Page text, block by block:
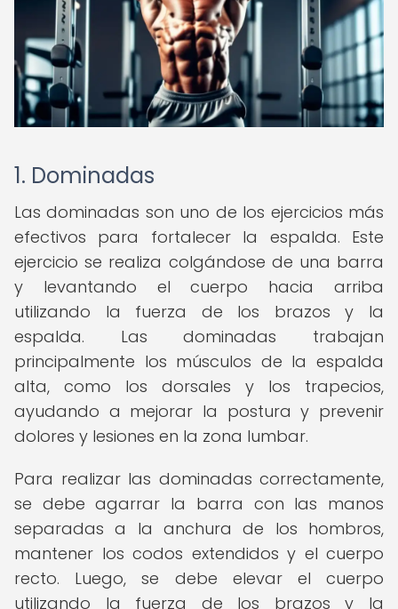
1. Dominadas
Las dominadas son uno de los ejercicios más
efectivos para fortalecer la espalda. Este
ejercicio se realiza colgándose de una barra
y levantando el cuerpo hacia arriba
utilizando la fuerza de los brazos y la
espalda. Las dominadas trabajan
principalmente los músculos de la espalda
alta, como los dorsales y los trapecios,
ayudando a mejorar la postura y prevenir
dolores y lesiones en la zona lumbar.
Para realizar las dominadas correctamente,
se debe agarrar la barra con las manos
separadas a la anchura de los hombros,
mantener los codos extendidos y el cuerpo
recto. Luego, se debe elevar el cuerpo
utilizando la fuerza de los brazos y la